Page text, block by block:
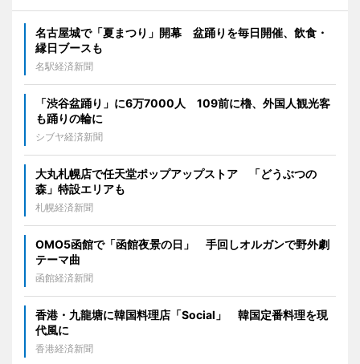
名古屋城で「夏まつり」開幕 盆踊りを毎日開催、飲食・
縁日ブースも
名駅経済新聞
「渋谷盆踊り」に6万7000人 109前に櫓、外国人観光客
も踊りの輪に
シブヤ経済新聞
大丸札幌店で任天堂ポップアップストア 「どうぶつの
森」特設エリアも
札幌経済新聞
OMO5函館で「函館夜景の日」 手回しオルガンで野外劇
テーマ曲
函館経済新聞
香港・九龍塘に韓国料理店「Social」 韓国定番料理を現
代風に
香港経済新聞